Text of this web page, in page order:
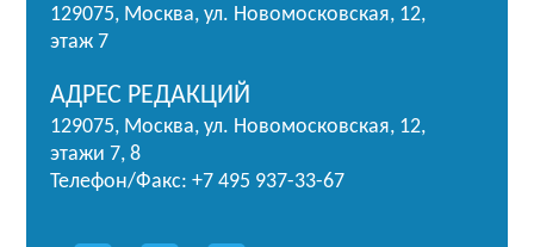
129075, Москва, ул. Новомосковская, 12,
этаж 7
АДРЕС РЕДАКЦИЙ
129075, Москва, ул. Новомосковская, 12,
этажи 7, 8
Телефон/Факс: +7 495 937-33-67